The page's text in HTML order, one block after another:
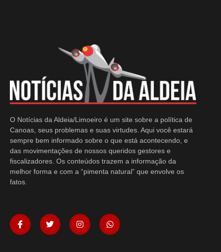
O Notícias da Aldeia/Limoeiro é um site sobre a política de
Canoas, seus problemas e suas virtudes. Aqui você estará
sempre bem informado sobre o que está acontecendo, e
das movimentações de nossos queridos gestores e
fiscalizadores. Os conteúdos trazem a informação da
melhor forma e com a “pimenta natural” que envolve os
fatos.